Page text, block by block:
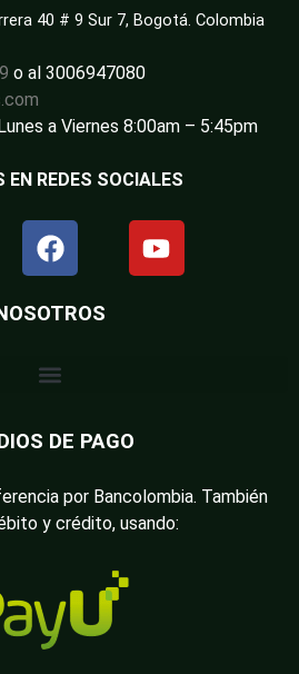
40 # 9 Sur 7, Bogotá. Colombia
o al 3006947080
Lunes a Viernes 8:00am – 5:45pm
EN REDES SOCIALES
DE PAGO
por Bancolombia. También
y crédito, usando: